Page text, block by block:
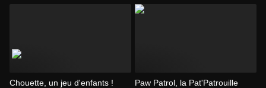
Chouette, un jeu d'enfants ! Paw Patrol, la Pat'Patrouille